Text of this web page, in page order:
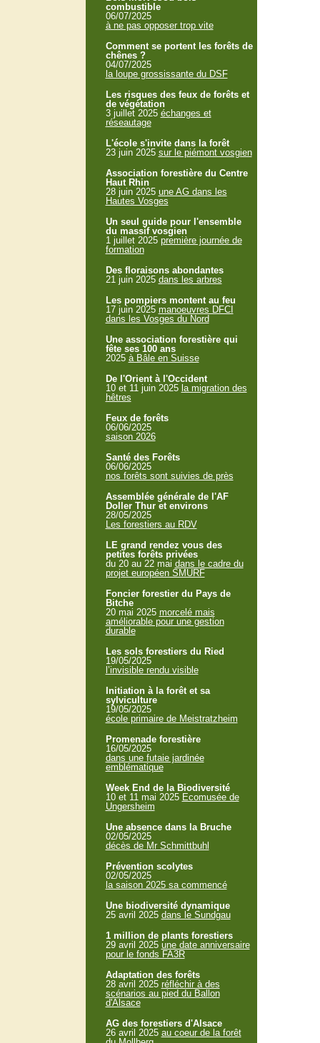
combustible
06/07/2025
à ne pas opposer trop vite
Comment se portent les forêts de
chênes ?
04/07/2025
la loupe grossissante du DSF
Les risques des feux de forêts et
de végétation
3 juillet 2025 échanges et
réseautage
L'école s'invite dans la forêt
23 juin 2025 sur le piémont vosgien
Association forestière du Centre
Haut Rhin
28 juin 2025 une AG dans les
Hautes Vosges
Un seul guide pour l'ensemble
du massif vosgien
1 juillet 2025 première journée de
formation
Des floraisons abondantes
21 juin 2025 dans les arbres
Les pompiers montent au feu
17 juin 2025 manoeuvres DFCI
dans les Vosges du Nord
Une association forestière qui
fête ses 100 ans
2025 à Bâle en Suisse
De l'Orient à l'Occident
10 et 11 juin 2025 la migration des
hêtres
Feux de forêts
06/06/2025
saison 2026
Santé des Forêts
06/06/2025
nos forêts sont suivies de près
Assemblée générale de l'AF
Doller Thur et environs
28/05/2025
Les forestiers au RDV
LE grand rendez vous des
petites forêts privées
du 20 au 22 mai dans le cadre du
projet européen SMURF
Foncier forestier du Pays de
Bitche
20 mai 2025 morcelé mais
améliorable pour une gestion
durable
Les sols forestiers du Ried
19/05/2025
l’invisible rendu visible
Initiation à la forêt et sa
sylviculture
19/05/2025
école primaire de Meistratzheim
Promenade forestière
16/05/2025
dans une futaie jardinée
emblématique
Week End de la Biodiversité
10 et 11 mai 2025 Ecomusée de
Ungersheim
Une absence dans la Bruche
02/05/2025
décès de Mr Schmittbuhl
Prévention scolytes
02/05/2025
la saison 2025 sa commencé
Une biodiversité dynamique
25 avril 2025 dans le Sundgau
1 million de plants forestiers
29 avril 2025 une date anniversaire
pour le fonds FA3R
Adaptation des forêts
28 avril 2025 réfléchir à des
scénarios au pied du Ballon
d'Alsace
AG des forestiers d'Alsace
26 avril 2025 au coeur de la forêt